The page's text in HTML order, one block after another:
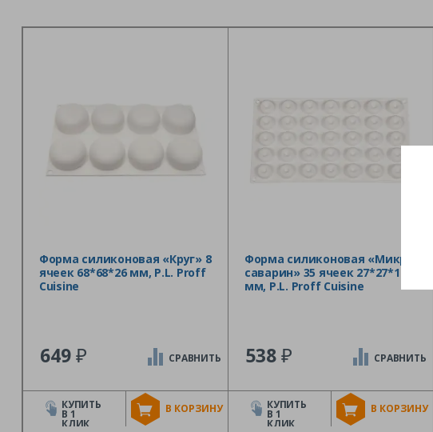
Форма силиконовая «Круг» 8
ячеек 68*68*26 мм, P.L. Proff
Cuisine
649₽
В КОРЗИНУ
СРАВНИТЬ
КУПИТЬ
В 1
КЛИК
Форма силиконовая «Микро
саварин» 35 ячеек 27*27*12
мм, P.L. Proff Cuisine
538₽
В КОРЗИНУ
СРАВНИТЬ
КУПИТЬ
В 1
КЛИК